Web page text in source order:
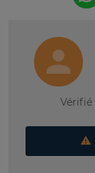
Vérifié